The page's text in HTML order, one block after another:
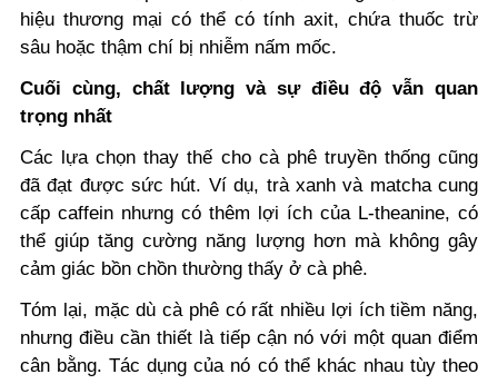
hiệu thương mại có thể có tính axit, chứa thuốc trừ
sâu hoặc thậm chí bị nhiễm nấm mốc.
Cuối cùng, chất lượng và sự điều độ vẫn quan
trọng nhất
Các lựa chọn thay thế cho cà phê truyền thống cũng
đã đạt được sức hút. Ví dụ, trà xanh và matcha cung
cấp caffein nhưng có thêm lợi ích của L-theanine, có
thể giúp tăng cường năng lượng hơn mà không gây
cảm giác bồn chồn thường thấy ở cà phê.
Tóm lại, mặc dù cà phê có rất nhiều lợi ích tiềm năng,
nhưng điều cần thiết là tiếp cận nó với một quan điểm
cân bằng. Tác dụng của nó có thể khác nhau tùy theo